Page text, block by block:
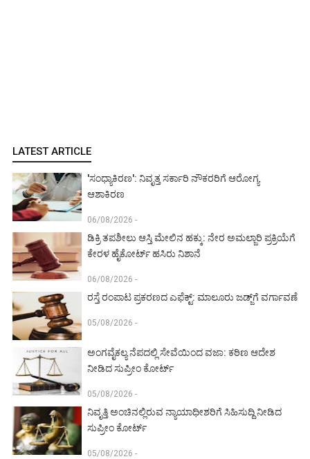
LATEST ARTICLE
'ಸಂಧ್ಯಾಕಿರಣ': ನಿವೃತ್ತ ಸರ್ಕಾರಿ ನೌಕರರಿಗೆ ಆರೋಗ್ಯ
ಆಶಾಕಿರಣ
06/08/2026 -
ಡಿಕ್ರಿ ತಪಶೀಲು ಆಸ್ತಿ ಮೇಲಿನ ಹಕ್ಕು: ನೇರ ಅಮಲ್ಜಾರಿ ಪ್ರಕ್ರಿಯೆಗೆ
ಕೇರಳ ಹೈಕೋರ್ಟ್ ಹಸಿರು ನಿಶಾನೆ
06/08/2026 -
ರಸ್ತೆ ರಂಪಾಟ ಪ್ರಕರಣದ ಎಫೆಕ್ಟ್‌: ಮಾಲೂರು ಜಡ್ಜ್‌ಗೆ ವರ್ಗಾವಣೆ
05/08/2026 -
ಅಂಗವೈಕಲ್ಯ ನೆಪದಲ್ಲಿ ಸೇವೆಯಿಂದ ವಜಾ: ಕಠಿಣ ಆದೇಶ
ನೀಡಿದ ಸುಪ್ರೀಂ ಕೋರ್ಟ್‌
05/08/2026 -
ನಿವೃತ್ತಿ ಅಂಚಿನಲ್ಲಿರುವ ನ್ಯಾಯಾಧೀಶರಿಗೆ ಸಿಹಿಸುದ್ದಿ ನೀಡಿದ
ಸುಪ್ರೀಂ ಕೋರ್ಟ್‌
05/08/2026 -